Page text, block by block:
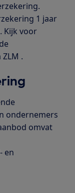
1 jaar
Kijk voor
.
ondernemers
omvat
en